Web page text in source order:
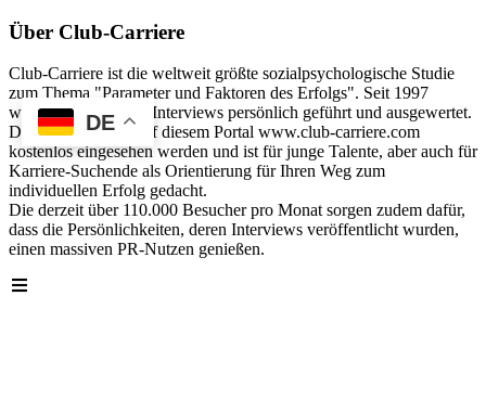
DE
Über Club-Carriere
Club-Carriere ist die weltweit größte sozialpsychologische Studie
zum Thema "Parameter und Faktoren des Erfolgs". Seit 1997
wurden über 40.000 Interviews persönlich geführt und ausgewertet.
Die Analyse kann auf diesem Portal www.club-carriere.com
kostenlos eingesehen werden und ist für junge Talente, aber auch für
Karriere-Suchende als Orientierung für Ihren Weg zum
individuellen Erfolg gedacht.
Die derzeit über 110.000 Besucher pro Monat sorgen zudem dafür,
dass die Persönlichkeiten, deren Interviews veröffentlicht wurden,
einen massiven PR-Nutzen genießen.